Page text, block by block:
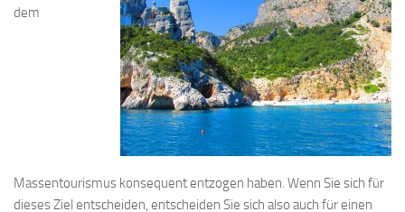
dem
Massentourismus konsequent entzogen haben. Wenn Sie sich für
dieses Ziel entscheiden, entscheiden Sie sich also auch für einen